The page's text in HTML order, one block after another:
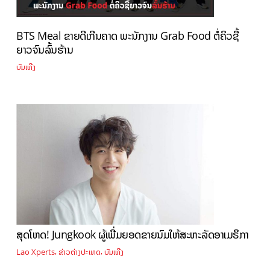
BTS Meal ຂາຍດີເກີນຄາດ ພະນັກງານ Grab Food ຕໍ່ຄິວຊື້
ຍາວຈົນລົ້ນຮ້ານ
ບັນເທີງ
ສຸດໂຫດ! Jungkook ຜູ້ເພີ່ມຍອດຂາຍນົມໃຫ້ສະຫະລັດອາເມຣິກາ
Lao Xperts, ຂ່າວຕ່າງປະເທດ,ບັນເທີງ